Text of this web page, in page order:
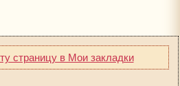
страницу в Мои закладки